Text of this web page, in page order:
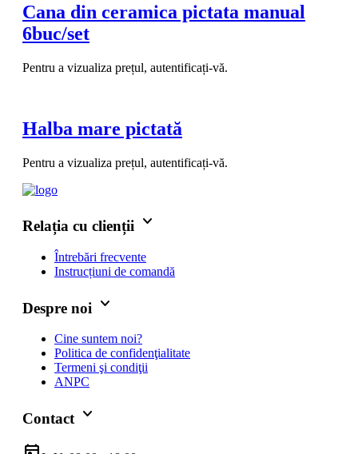
Cana din ceramica pictata manual
6buc/set
Pentru a vizualiza prețul, autentificați-vă.
Halba mare pictată
Pentru a vizualiza prețul, autentificați-vă.
Relația cu clienții keyboard_arrow_down
Întrebări frecvente
Instrucțiuni de comandă
Despre noi keyboard_arrow_down
Cine suntem noi?
Politica de confidenţialitate
Termeni şi condiţii
ANPC
Contact keyboard_arrow_down